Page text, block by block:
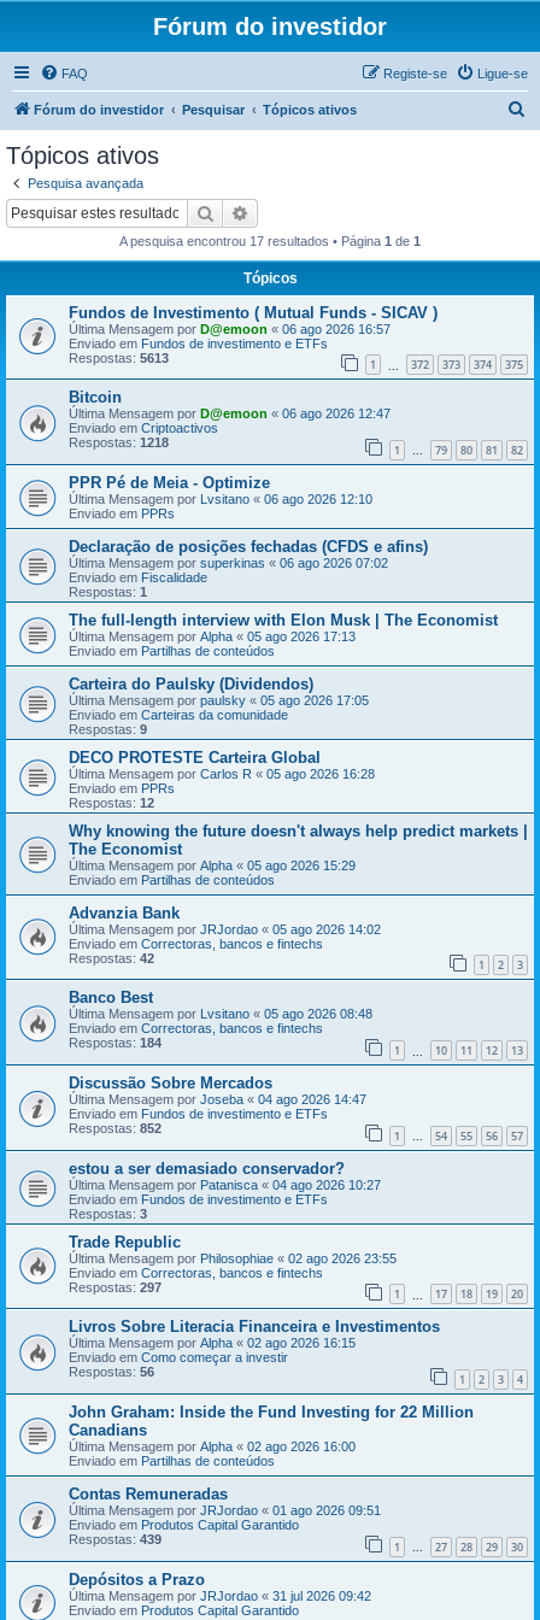
Fórum do investidor
FAQ Ligue-se
Registe-se
Fórum do investidor Pesquisar Tópicos ativos
Tópicos ativos
Pesquisa avançada
Pesquisar
A pesquisa encontrou 17 resultados • Página 1 de 1
Tópicos
Fundos de Investimento ( Mutual Funds - SICAV )
Última Mensagem por D@emoon « 06 ago 2026 16:57
Enviado em Fundos de investimento e ETFs
Respostas: 5613 1 372 373 374 375
Bitcoin
Última Mensagem por D@emoon « 06 ago 2026 12:47
Enviado em Criptoactivos
Respostas: 1218 1 ... 79 80 81 82
PPR Pé de Meia - Optimize
Última Mensagem por Lvsitano « 06 ago 2026 12:10
Enviado em PPRs
Declaração de posições fechadas (CFDS e afins)
Última Mensagem por superkinas « 06 ago 2026 07:02
Enviado em Fiscalidade
Respostas: 1
The full-length interview with Elon Musk | The Economist
Última Mensagem por Alpha « 05 ago 2026 17:13
Enviado em Partilhas de conteúdos
Carteira do Paulsky (Dividendos)
Última Mensagem por paulsky « 05 ago 2026 17:05
Enviado em Carteiras da comunidade
Respostas: 9
DECO PROTESTE Carteira Global
Última Mensagem por Carlos R « 05 ago 2026 16:28
Enviado em PPRs
Respostas: 12
Why knowing the future doesn't always help predict markets |
The Economist
Última Mensagem por Alpha « 05 ago 2026 15:29
Enviado em Partilhas de conteúdos
Advanzia Bank
Última Mensagem por JRJordao « 05 ago 2026 14:02
Enviado em Correctoras, bancos e fintechs
Respostas: 42 1 2 3
Banco Best
Última Mensagem por Lvsitano « 05 ago 2026 08:48
Enviado em Correctoras, bancos e fintechs
Respostas: 184 1 10 11 12 13
Discussão Sobre Mercados
Última Mensagem por Joseba « 04 ago 2026 14:47
Enviado em Fundos de investimento e ETFs
Respostas: 852 1 ... 54 55 56 57
estou a ser demasiado conservador?
Última Mensagem por Patanisca « 04 ago 2026 10:27
Enviado em Fundos de investimento e ETFs
Respostas: 3
Trade Republic
Última Mensagem por Philosophiae « 02 ago 2026 23:55
Enviado em Correctoras, bancos e fintechs
Respostas: 297 1 17 18 19 20
Livros Sobre Literacia Financeira e Investimentos
Última Mensagem por Alpha « 02 ago 2026 16:15
Enviado em Como começar a investir
Respostas: 56 1 2 3 4
John Graham: Inside the Fund Investing for 22 Million
Canadians
Última Mensagem por Alpha « 02 ago 2026 16:00
Enviado em Partilhas de conteúdos
Contas Remuneradas
Última Mensagem por JRJordao « 01 ago 2026 09:51
Enviado em Produtos Capital Garantido
Respostas: 439 1 ... 27 28 29 30
Depósitos a Prazo
Última Mensagem por JRJordao « 31 jul 2026 09:42
Enviado em Produtos Capital Garantido